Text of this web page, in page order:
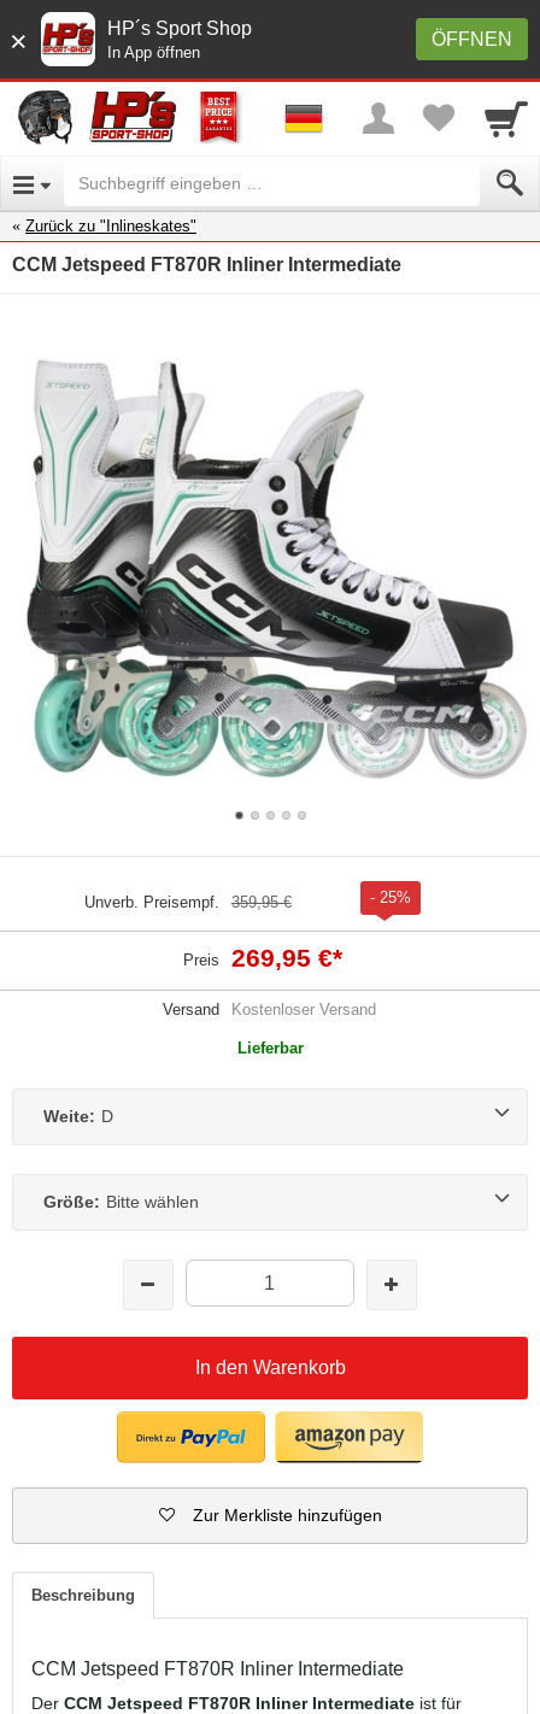
× ÖFFNEN
HP´s Sport Shop
In App öffnen
Zurück zu "Inlineskates"
CCM Jetspeed FT870R Inliner Intermediate
Unverb. Preisempf. 359,95 € - 25%
Preis 269,95 €*
Versand Kostenloser Versand
Lieferbar
Weite: D
Größe: Bitte wählen
In den Warenkorb
Zur Merkliste hinzufügen
Beschreibung
CCM Jetspeed FT870R Inliner Intermediate
Der CCM Jetspeed FT870R Inliner Intermediate ist für